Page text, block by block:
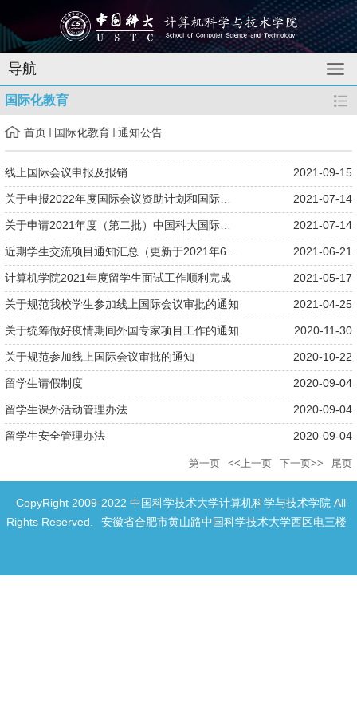
导航
国际化教育
首页 国际化教育 通知公告
​线上国际会议申报及报销 2021-09-15
关于申报2022年度国际会议资助计划和国际组织任职人员出国参加国... 2021-07-14
​关于申请2021年度（第二批）中国科大国际化发展基金“国际访问... 2021-07-14
近期学生交流项目通知汇总（更新于2021年6月21日） 2021-06-21
计算机学院2021年度留学生面试工作顺利完成 2021-05-17
关于规范我校学生参加线上国际会议审批的通知 2021-04-25
关于统筹做好疫情期间外国专家项目工作的通知 2020-11-30
关于规范参加线上国际会议审批的通知 2020-10-22
留学生请假制度 2020-09-04
留学生课外活动管理办法 2020-09-04
留学生安全管理办法 2020-09-04
第一页 <<上一页 下一页>> 尾页
CopyRight 2009-2022 中国科学技术大学计算机科学与技术学院 All
Rights Reserved.
安徽省合肥市黄山路中国科学技术大学西区电三楼